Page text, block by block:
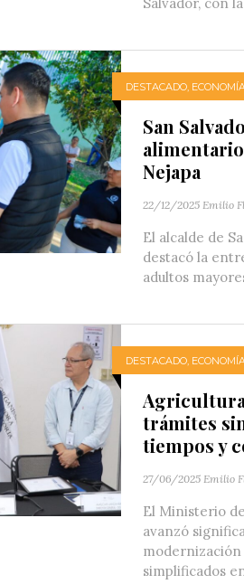
DESTACADO
San
Nejapa
22/12/2025 Emilio
El alcalde de
destacó la
adultos
DESTACADO
trámites
tiempos y
27/06/2025 Emilio
El Ministerio
avanzó
simplificados